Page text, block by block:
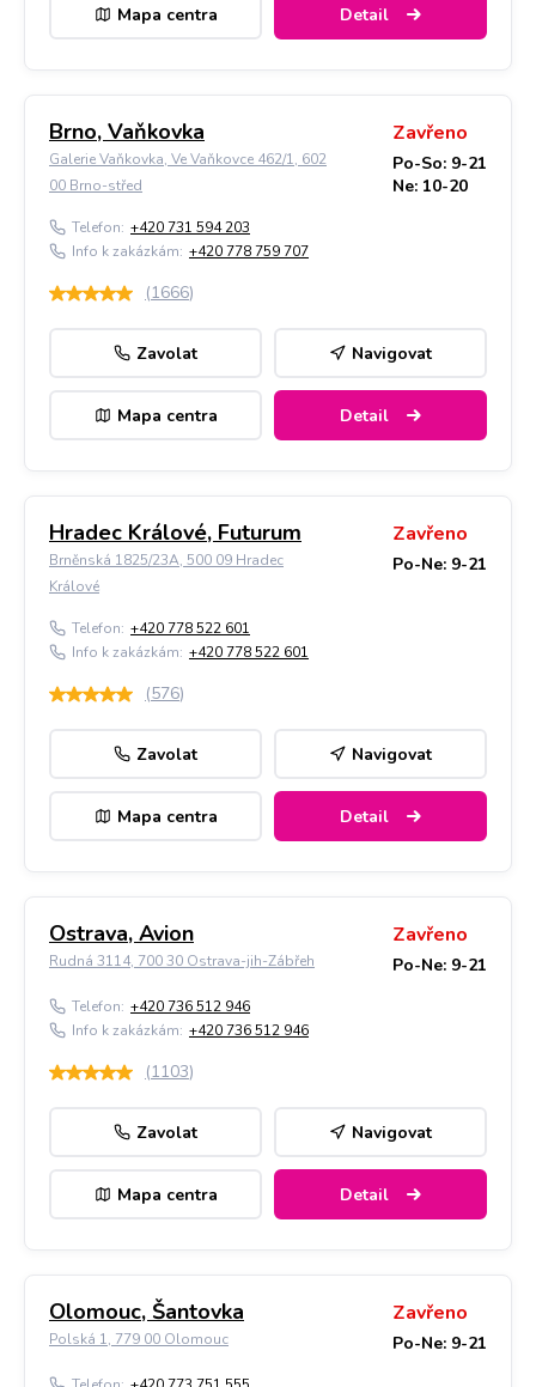
Mapa centra Detail
Brno, Vaňkovka
Galerie Vaňkovka, Ve Vaňkovce 462/1, 602
00 Brno-střed
Zavřeno
Po-So: 9-21
Ne: 10-20
Telefon: +420 731 594 203
Info k zakázkám: +420 778 759 707
(1666)
Zavolat Navigovat
Mapa centra Detail
Hradec Králové, Futurum
Brněnská 1825/23A, 500 09 Hradec
Králové
Zavřeno
Po-Ne: 9-21
Telefon: +420 778 522 601
Info k zakázkám: +420 778 522 601
(576)
Zavolat Navigovat
Mapa centra Detail
Ostrava, Avion
Rudná 3114, 700 30 Ostrava-jih-Zábřeh
Zavřeno
Po-Ne: 9-21
Telefon: +420 736 512 946
Info k zakázkám: +420 736 512 946
(1103)
Zavolat Navigovat
Mapa centra Detail
Olomouc, Šantovka
Polská 1, 779 00 Olomouc
Zavřeno
Po-Ne: 9-21